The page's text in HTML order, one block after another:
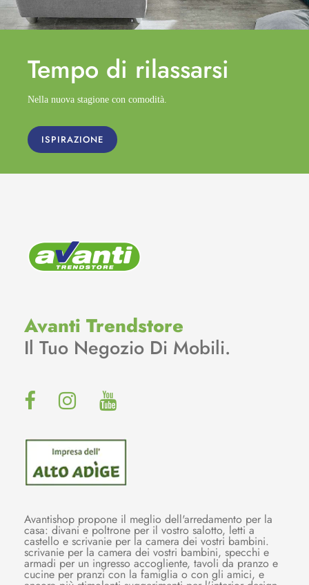
Tempo di rilassarsi
Nella nuova stagione con comodità.
ISPIRAZIONE
Avanti Trendstore
Il Tuo Negozio Di Mobili.
Avantishop propone il meglio dell'arredamento per la
casa: divani e poltrone per il vostro salotto, letti a
castello e scrivanie per la camera dei vostri bambini.
scrivanie per la camera dei vostri bambini, specchi e
armadi per un ingresso accogliente, tavoli da pranzo e
cucine per pranzi con la famiglia o con gli amici, e